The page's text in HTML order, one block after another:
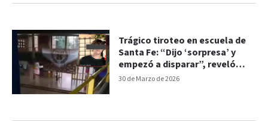
30 de Marzo de 2026
Trágico tiroteo en escuela de
Santa Fe: “Dijo ‘sorpresa’ y
empezó a disparar”, reveló
testigo